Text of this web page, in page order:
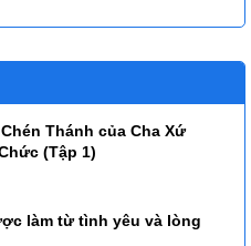
Thánh của Cha Xứ
(Tập 1)
làm từ tình yêu và lòng